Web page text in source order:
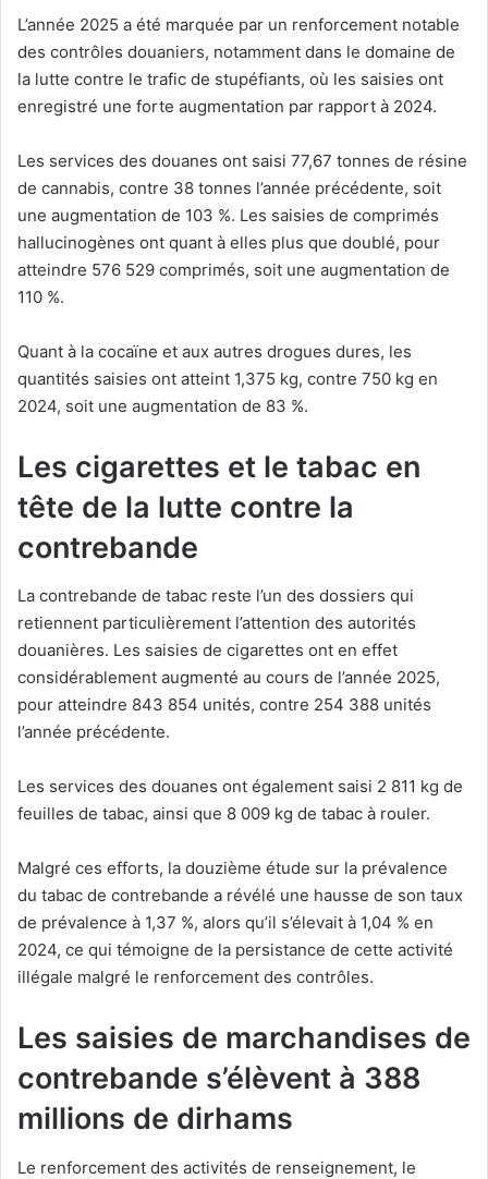
L’année 2025 a été marquée par un renforcement notable
des contrôles douaniers, notamment dans le domaine de
la lutte contre le trafic de stupéfiants, où les saisies ont
enregistré une forte augmentation par rapport à 2024.
Les services des douanes ont saisi 77,67 tonnes de résine
de cannabis, contre 38 tonnes l’année précédente, soit
une augmentation de 103 %. Les saisies de comprimés
hallucinogènes ont quant à elles plus que doublé, pour
atteindre 576 529 comprimés, soit une augmentation de
110 %.
Quant à la cocaïne et aux autres drogues dures, les
quantités saisies ont atteint 1,375 kg, contre 750 kg en
2024, soit une augmentation de 83 %.
Les cigarettes et le tabac en
tête de la lutte contre la
contrebande
La contrebande de tabac reste l’un des dossiers qui
retiennent particulièrement l’attention des autorités
douanières. Les saisies de cigarettes ont en effet
considérablement augmenté au cours de l’année 2025,
pour atteindre 843 854 unités, contre 254 388 unités
l’année précédente.
Les services des douanes ont également saisi 2 811 kg de
feuilles de tabac, ainsi que 8 009 kg de tabac à rouler.
Malgré ces efforts, la douzième étude sur la prévalence
du tabac de contrebande a révélé une hausse de son taux
de prévalence à 1,37 %, alors qu’il s’élevait à 1,04 % en
2024, ce qui témoigne de la persistance de cette activité
illégale malgré le renforcement des contrôles.
Les saisies de marchandises de
contrebande s’élèvent à 388
millions de dirhams
Le renforcement des activités de renseignement, le